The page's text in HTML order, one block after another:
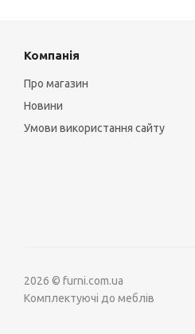
Компанія
Про магазин
Новини
Умови використання сайту
2026 © furni.com.ua
Комплектуючі до меблів